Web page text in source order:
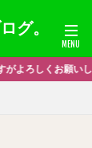
グ。